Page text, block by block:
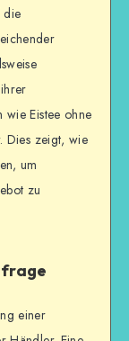
die
Eistee ohne
Dies zeigt, wie
um
zu
einer